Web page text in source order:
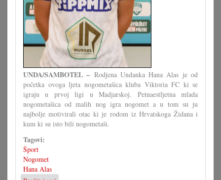
UNDA/SAMBOTEL – Rodjena Undanka Hana Alas je od
početka ovoga ljeta nogometašica kluba Viktoria FC ki se
igraju u prvoj ligi u Madjarskoj. Petnaestljetna mlada
nogometašica od malih nog igra nogomet a u tom su ju
najbolje motivirali otac ki je rodom iz Hrvatskoga Židana i
kum ki su isto bili nogometaši.
Tagovi:
Šport
Nogomet
Hana Alas